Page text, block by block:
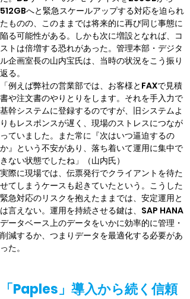
512GBへと緊急スケールアップする対応を迫られ
たものの、このままでは将来的に再び同じ事態に
陥る可能性がある。しかも次に増設となれば、コ
ストは倍増する恐れがあった。管理本部・デジタ
ル企画室長の山内宝氏は、当時の状況をこう振り
返る。
「例えば弊社の営業部では、お客様とFAXで見積
書や注文書のやりとりをします。それを手入力で
基幹システムに登録するのですが、旧システムよ
りもレスポンスが遅く、現場のストレスにつなが
っていました。また常に『次はいつ逼迫するの
か』という不安があり、落ち着いて運用に集中で
きない状態でしたね」（山内氏）
実際に現場では、伝票発行でクライアントを待た
せてしまうケースも起きていたという。こうした
緊急対応のリスクを抱えたままでは、安定運用と
は言えない。運用を持続させる鍵は、SAP HANA
データベース上のデータをいかに効率的に管理・
削減するか、つまりデータを最適化する必要があ
った。
「Paples」導入から続く信頼